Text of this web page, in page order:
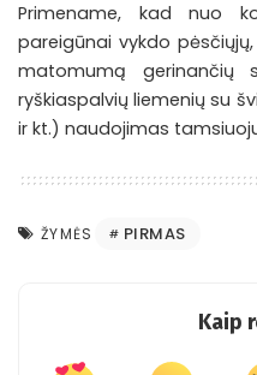
Primename, kad nuo
pareigūnai vykdo
matomumą gerinančių
ryškiaspalvių liemenių su
ir kt.) naudojimas
ŽYMĖS PIRMAS
Kaip